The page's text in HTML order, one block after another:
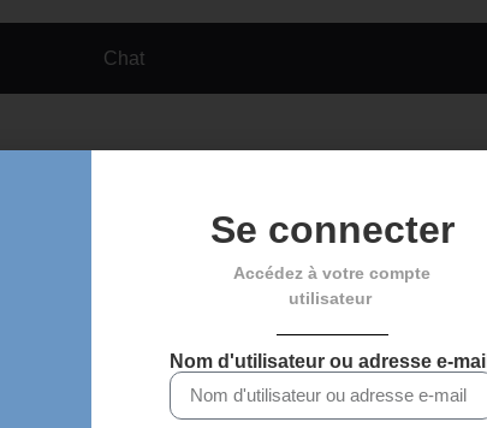
Chat
Se connecter
Accédez à votre compte
utilisateur
Nom d'utilisateur ou adresse e-mail